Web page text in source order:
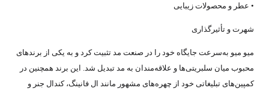
• عطر و محصولات زیبایی
شهرت و تأثیرگذاری
میو میو به‌سرعت جایگاه خود را در صنعت مد تثبیت کرد و به یکی از برندهای
محبوب میان سلبریتی‌ها و علاقه‌مندان به مد تبدیل شد. این برند همچنین در
کمپین‌های تبلیغاتی خود از چهره‌های مشهور مانند ال فانینگ، کندال جنر و